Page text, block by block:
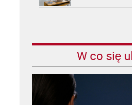
W co się